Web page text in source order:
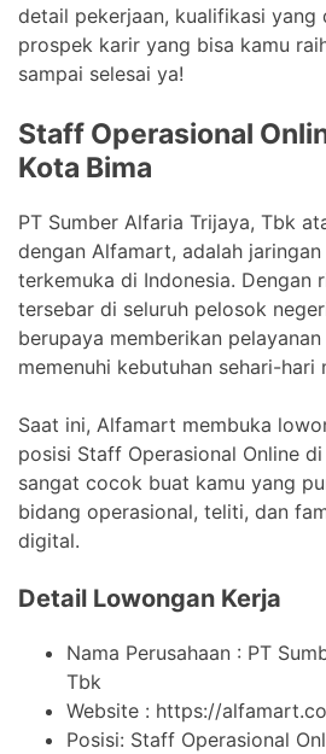
detail pekerjaan, kualifikasi yang
prospek karir yang bisa kamu
sampai selesai ya!
Staff Operasional
Kota Bima
PT Sumber Alfaria Trijaya, Tbk
dengan Alfamart, adalah
terkemuka di Indonesia. Dengan
tersebar di seluruh pelosok
berupaya memberikan
memenuhi kebutuhan sehari-hari
Saat ini, Alfamart membuka
posisi Staff Operasional Online
sangat cocok buat kamu yang
bidang operasional, teliti, dan
digital.
Detail Lowongan Kerja
Nama Perusahaan : PT
Tbk
Website : https://
Posisi: Staff Operasional